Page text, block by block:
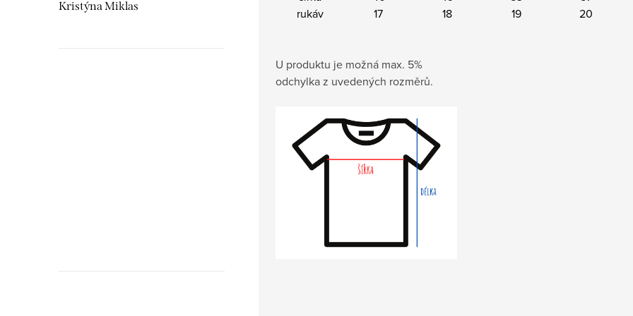
Kristýna Miklas
rukáv
17 18 19 20
U produktu je možná max. 5%
odchylka z uvedených rozměrů.